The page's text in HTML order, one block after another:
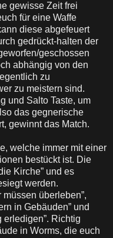
gewisse Zeit frei
für eine Waffe
diese abgefeuert
gedrückt-halten der
geschossen
abhängig von den
zu
zu meistern sind.
und Salto Taste, um
das gegnerische
gewinnt das Match.
welche immer mit einer
bestückt ist. Die
Kirche” und es
werden.
überleben”,
in Gebäuden” und
erledigen”. Richtig
in Worms, die euch